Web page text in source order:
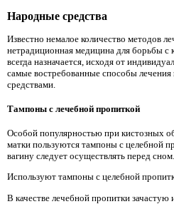
Народные средства
Известно немалое количество методов
нетрадиционная медицина для борьбы с
всегда назначается, исходя от
самые востребованные способы
средствами.
Тампоны с лечебной пропиткой
Особой популярностью при кистозных
матки пользуются тампоны с целебной
вагину следует осуществлять перед сном.
Используют тампоны с целебной
В качестве лечебной пропитки зачастую